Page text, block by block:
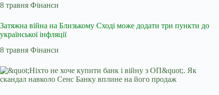
8 травня Фінанси
Затяжна війна на Близькому Сході може додати три пункти до
української інфляції
8 травня Фінанси